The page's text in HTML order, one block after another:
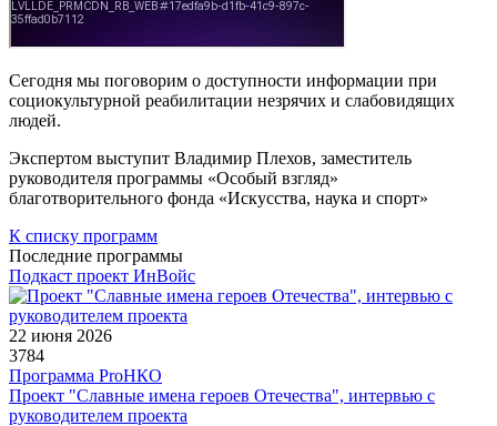
Сегодня мы поговорим о доступности информации при
социокультурной реабилитации незрячих и слабовидящих
людей.
Экспертом выступит Владимир Плехов, заместитель
руководителя программы «Особый взгляд»
благотворительного фонда «Искусства, наука и спорт»
К списку программ
Последние программы
Подкаст проект ИнВойс
22 июня 2026
3784
Программа ProНКО
Проект "Славные имена героев Отечества", интервью с
руководителем проекта